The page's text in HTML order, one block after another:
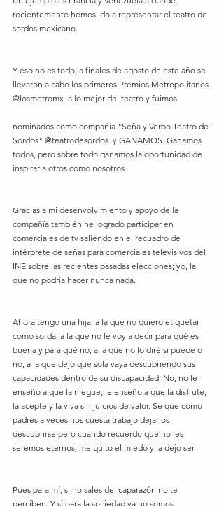
recientemente hemos ido a representar el teatro de
sordos mexicano.
Y eso no es todo, a finales de agosto de este año se
llevaron a cabo los primeros Premios Metropolitanos
@losmetromx  a lo mejor del teatro y fuimos
nominados como compañía "Seña y Verbo Teatro de
Sordos" @teatrodesordos  y GANAMOS. Ganamos
todos, pero sobre todo ganamos la oportunidad de
inspirar a otros como nosotros.
Gracias a mi desenvolvimiento y apoyo de la
compañía también he logrado participar en
comerciales de tv saliendo en el recuadro de
intérprete de señas para comerciales televisivos del
INE sobre las recientes pasadas elecciones; yo, la
que no podría hacer nunca nada.
Ahora tengo una hija, a la que no quiero etiquetar
como sorda, a la que no le voy a decir para qué es
buena y para qué no, a la que no lo diré si puede o
no, a la que dejo que sola vaya descubriendo sus
capacidades dentro de su discapacidad. No, no le
enseño a que la niegue, le enseño a que la disfrute,
la acepte y la viva sin juicios de valor. Sé que como
padres a veces nos cuesta trabajo dejarlos
descubrirse pero cuando recuerdo que no les
seremos eternos, me quito el miedo y la dejo ser.
Pues para mí, si no sales del caparazón no te
perciben. Y sí para la sociedad ya no somos